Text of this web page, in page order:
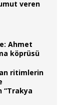
veren
Ahmet
köprüsü
ritimlerin
“Trakya